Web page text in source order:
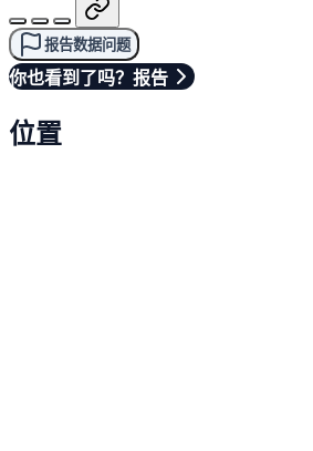
报告数据问题
你也看到了吗？报告
位置